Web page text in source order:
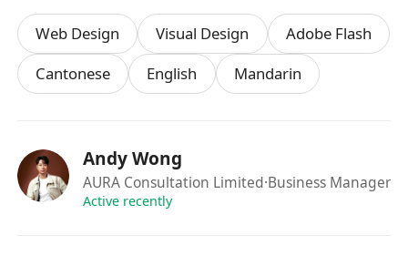
架構、元件庫建設、營運視覺設計等多元場景；
有金融科技、銀行、支付或財經類產品經驗者尤
佳
完整參與過至少一個「0→1」產品的 UI 設計全
熟稔 iOS、Android 等主流作業系統設計指南
（Human Interface Guidelines / Material
Web Design Visual Design
Adobe Flash
Cantonese
English Mandarin
Andy Wong
AURA Consultation Limited·Business Manager
Active recently